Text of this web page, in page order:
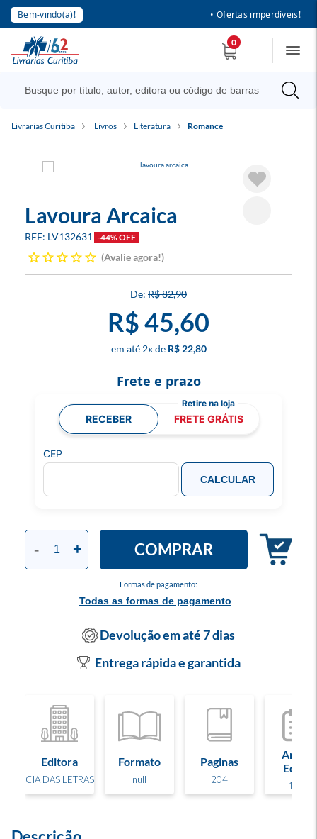
Bem-vindo(a)! • Ofertas imperdíveis!
0
Livrarias Curitiba Livros Literatura Romance
Lavoura Arcaica
LV132631 -44% OFF
Avalie agora!
R$ 82,90
R$ 45,60
2x R$ 22,80
Formas de pagamento:
Todas as formas de pagamento
- + COMPRAR
Frete e prazo
RECEBER FRETE GRÁTIS
CEP
CALCULAR
Devolução em até 7 dias
Entrega rápida e garantida
Editora
CIA DAS LETRAS
Formato
null
Paginas
204
Ano de
Edição
1989